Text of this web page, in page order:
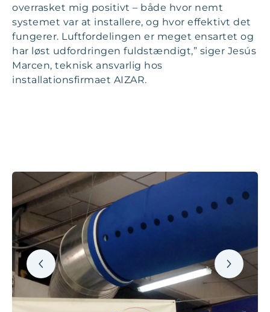
overrasket mig positivt – både hvor nemt
systemet var at installere, og hvor effektivt det
fungerer. Luftfordelingen er meget ensartet og
har løst udfordringen fuldstændigt,” siger Jesús
Marcen, teknisk ansvarlig hos
installationsfirmaet AIZAR.